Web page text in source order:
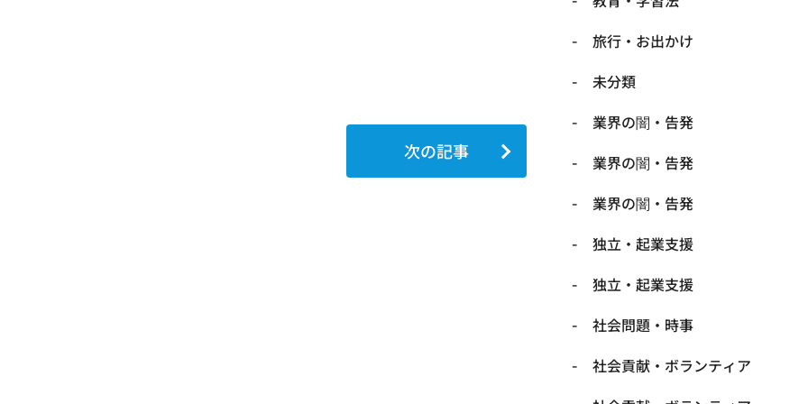
次の記事
旅行・お出かけ
未分類
業界の闇・告発
業界の闇・告発
業界の闇・告発
独立・起業支援
独立・起業支援
社会問題・時事
社会貢献・ボランティア